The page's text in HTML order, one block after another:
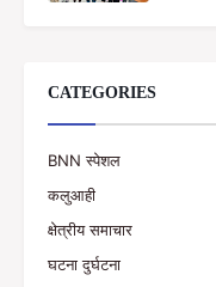
CATEGORIES
BNN स्पेशल
कलुआही
क्षेत्रीय समाचार
घटना दुर्घटना